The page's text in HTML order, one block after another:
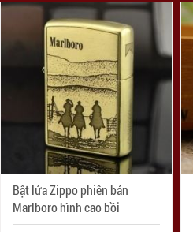
Bật lửa Zippo phiên bản
Marlboro hình cao bồi